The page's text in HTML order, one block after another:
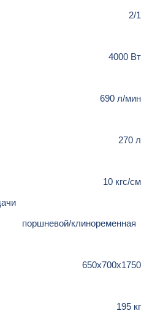
2/1
4000 Вт
690 л/мин
270 л
10 кгс/см
поршневой/клиноременная
650x700x1750
195 кг